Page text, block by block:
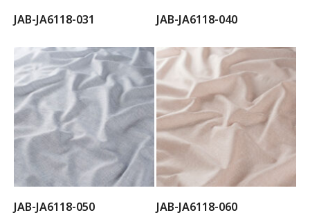
JAB-JA6118-031 JAB-JA6118-040
JAB-JA6118-050 JAB-JA6118-060